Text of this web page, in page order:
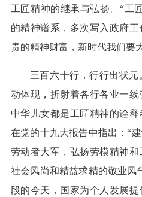
工匠精神的继承与弘扬。“工
的精神谱系，多次写入政府
贵的精神财富，新时代我们要
三百六十行，行行出状
动体现，折射着各行各业一
中华儿女都是工匠精神的诠
在党的十九大报告中指出：“
劳动者大军，弘扬劳模精神
社会风尚和精益求精的敬业风
段的今天，国家为个人发展